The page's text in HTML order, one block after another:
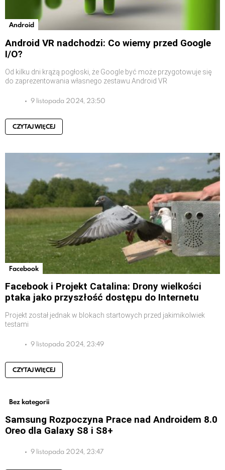
Android
Android VR nadchodzi: Co wiemy przed Google
I/O?
Od kilku dni krążą pogłoski, że Google być może przygotowuje się
do zaprezentowania własnego zestawu Android VR
9 listopada 2024, 23:50
CZYTAJ WIĘCEJ
Facebook
Facebook i Projekt Catalina: Drony wielkości
ptaka jako przyszłość dostępu do Internetu
Projekt został jednak w blokach startowych przed jakimikolwiek
testami
9 listopada 2024, 23:49
CZYTAJ WIĘCEJ
Bez kategorii
Samsung Rozpoczyna Prace nad Androidem 8.0
Oreo dla Galaxy S8 i S8+
9 listopada 2024, 23:47